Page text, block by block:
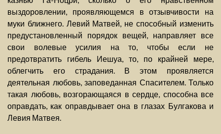
выздоровлении, проявляющемся в отзывчивости на
муки ближнего. Левий Матвей, не способный изменить
предустановленный порядок вещей, направляет все
свои волевые усилия на то, чтобы если не
предотвратить гибель Иешуа, то, по крайней мере,
облегчить его страдания. В этом проявляется
деятельная любовь, заповеданная Спасителем. Только
такая любовь, возгорающаяся в сердце, способна все
оправдать, как оправдывает она в глазах Булгакова и
Левия Матвея.